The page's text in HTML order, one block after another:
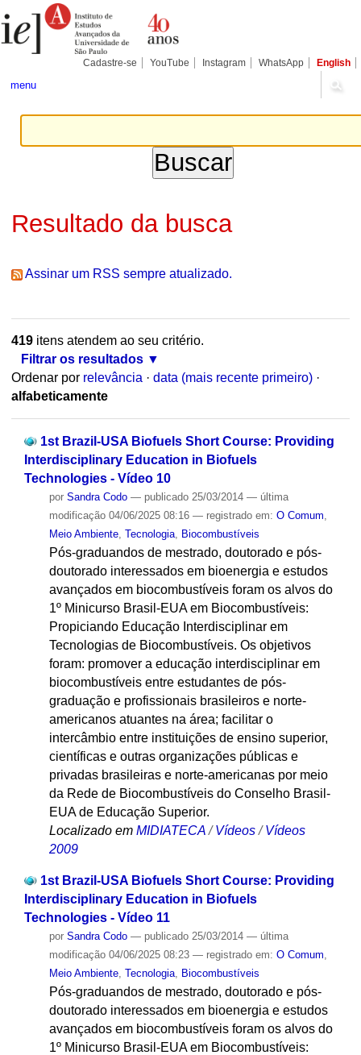
para
conteúdo.
Pessoais
Cadastre-se YouTube Instagram WhatsApp English
menu
Resultado da busca
Assinar um RSS sempre atualizado.
419itens atendem ao seu critério.
Filtrar os resultados
Ordenar por relevância · data (mais recente primeiro) ·
alfabeticamente
1st Brazil-USA Biofuels Short Course: Providing
Interdisciplinary Education in Biofuels
Technologies - Vídeo 10
por Sandra Codo — publicado25/03/2014 — última
modificação04/06/2025 08:16 — registrado em: O Comum
Meio Ambiente, Tecnologia, Biocombustíveis
Pós-graduandos de mestrado, doutorado e pós-
doutorado interessados em bioenergia e estudos
avançados em biocombustíveis foram os alvos do
1º Minicurso Brasil-EUA em Biocombustíveis:
Propiciando Educação Interdisciplinar em
Tecnologias de Biocombustíveis. Os objetivos
foram: promover a educação interdisciplinar em
biocombustíveis entre estudantes de pós-
graduação e profissionais brasileiros e norte-
americanos atuantes na área; facilitar o
intercâmbio entre instituições de ensino superior,
científicas e outras organizações públicas e
privadas brasileiras e norte-americanas por meio
da Rede de Biocombustíveis do Conselho Brasil-
EUA de Educação Superior.
Localizado em MIDIATECA /Vídeos /Vídeos
2009
1st Brazil-USA Biofuels Short Course: Providing
Interdisciplinary Education in Biofuels
Technologies - Vídeo 11
por Sandra Codo — publicado25/03/2014 — última
modificação04/06/2025 08:23 — registrado em: O Comum
Meio Ambiente, Tecnologia, Biocombustíveis
Pós-graduandos de mestrado, doutorado e pós-
doutorado interessados em bioenergia e estudos
avançados em biocombustíveis foram os alvos do
1º Minicurso Brasil-EUA em Biocombustíveis: